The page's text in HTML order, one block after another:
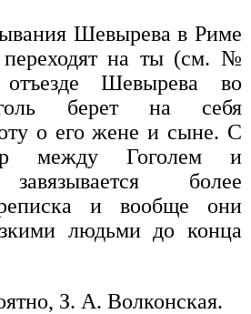
Шевырева в Риме
на ты (см. №
Шевырева во
берет на себя
о его жене и сыне. С
между Гоголем и
более
и вообще они
людьми до конца
З. А. Волконская.